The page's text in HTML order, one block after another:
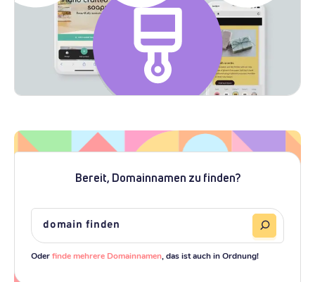
Bereit, Domainnamen zu finden?
Oderfinde mehrere Domainnamen , das ist auch in Ordnung!